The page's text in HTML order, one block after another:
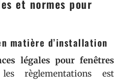
et normes pour
matière d’installation
légales pour fenêtres
règlementations est